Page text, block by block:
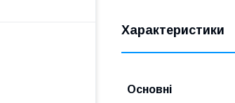
Характеристики
Основні